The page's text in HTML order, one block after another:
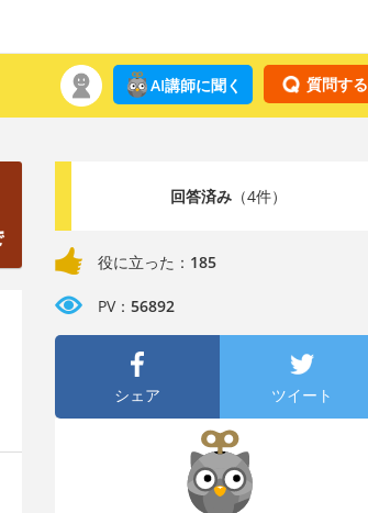
質問する
AI講師に聞く
回答済み（4件）
役に立った： 185
PV： 56892
シェア ツイート